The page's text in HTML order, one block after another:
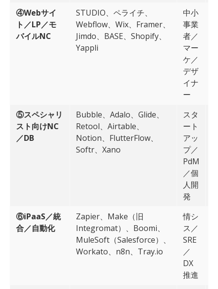
④Webサイ
ト／LP／モ
バイルNC
STUDIO、ペライチ、
Webflow、Wix、Framer、
Jimdo、BASE、Shopify、
Yappli
中小
事業
者／
マー
ケ／
デザ
イナ
ー
⑤スペシャリ
スト向けNC
／DB
Bubble、Adalo、Glide、
Retool、Airtable、
Notion、FlutterFlow、
Softr、Xano
スタ
ート
アッ
プ／
PdM
／個
人開
発
⑥iPaaS／統
合／自動化
Zapier、Make（旧
Integromat）、Boomi、
MuleSoft（Salesforce）、
Workato、n8n、Tray.io
情シ
ス／
SRE
／
DX
推進